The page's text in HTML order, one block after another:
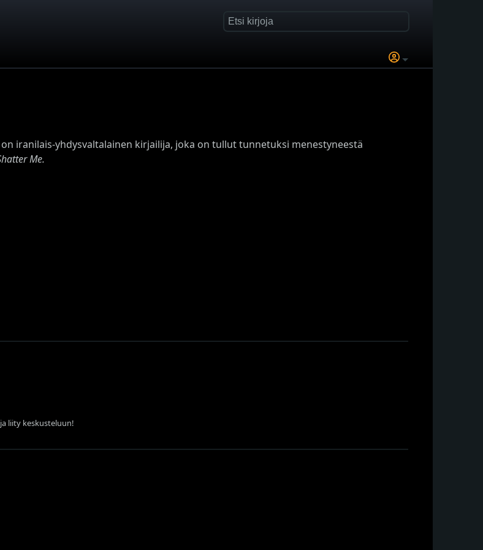
on iranilais-yhdysvaltalainen kirjailija, joka on tullut tunnetuksi menestyneestä
Me.
liity keskusteluun!